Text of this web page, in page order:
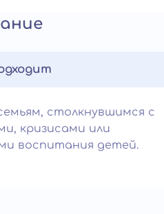
столкнувшимся с
кризисами или
воспитания детей.